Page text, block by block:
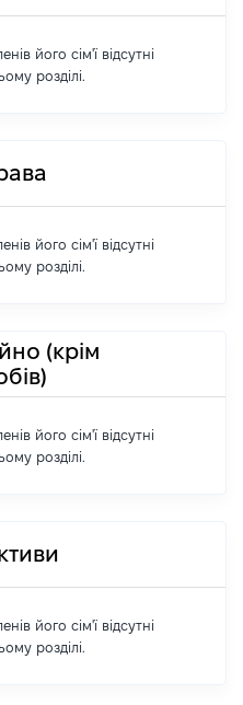
його сім'ї відсутні
розділі.
його сім'ї відсутні
розділі.
(крім
його сім'ї відсутні
розділі.
його сім'ї відсутні
розділі.